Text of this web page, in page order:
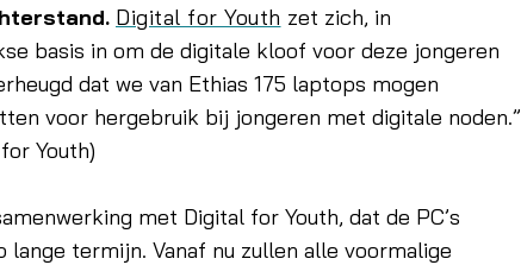
Digital for Youth zet zich, in
basis in om de digitale kloof voor deze jongeren
dat we van Ethias 175 laptops mogen
voor hergebruik bij jongeren met digitale noden.”
Youth)
met Digital for Youth, dat de PC’s
termijn. Vanaf nu zullen alle voormalige